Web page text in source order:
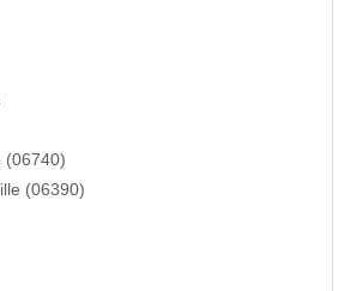
(06740)
(06390)